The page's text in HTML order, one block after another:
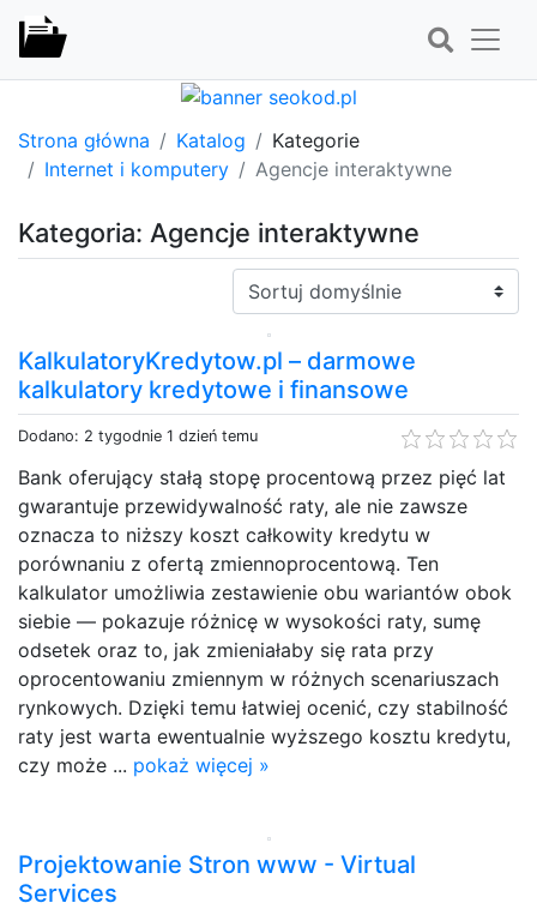
Strona główna Katalog
Kategorie
Internet i komputery
Agencje interaktywne
Kategoria: Agencje interaktywne
Sortuj:
KalkulatoryKredytow.pl – darmowe
kalkulatory kredytowe i finansowe
Dodano: 2 tygodnie 1 dzień temu
Bank oferujący stałą stopę procentową przez pięć lat
gwarantuje przewidywalność raty, ale nie zawsze
oznacza to niższy koszt całkowity kredytu w
porównaniu z ofertą zmiennoprocentową. Ten
kalkulator umożliwia zestawienie obu wariantów obok
siebie — pokazuje różnicę w wysokości raty, sumę
odsetek oraz to, jak zmieniałaby się rata przy
oprocentowaniu zmiennym w różnych scenariuszach
rynkowych. Dzięki temu łatwiej ocenić, czy stabilność
raty jest warta ewentualnie wyższego kosztu kredytu,
czy może ... pokaż więcej »
Projektowanie Stron www - Virtual
Services